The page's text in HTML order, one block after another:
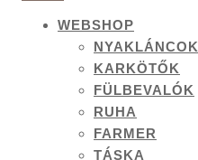
WEBSHOP
NYAKLÁNCOK
KARKÖTŐK
FÜLBEVALÓK
RUHA
FARMER
TÁSKA